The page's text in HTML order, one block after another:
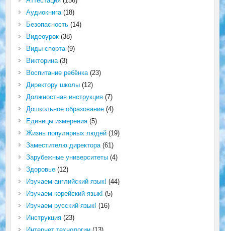
Аудиокнига(18)
Безопасность(14)
Видеоурок(38)
Виды спорта(9)
Викторина(3)
Воспитание ребёнка(23)
Директору школы(12)
Должностная инструкция(7)
Дошкольное образование(4)
Единицы измерения(5)
Жизнь популярных людей(19)
Заместителю директора(61)
Зарубежные университеты(4)
Здоровье(12)
Изучаем английский язык! (44)
Изучаем корейский язык! (5)
Изучаем русский язык! (16)
Инструкция(23)